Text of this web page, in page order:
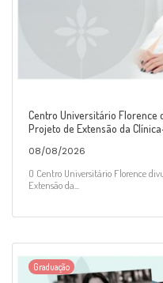
Centro Universitário Florence
Projeto de Extensão da
08/08/2026
O Centro Universitário Florence
Extensão da...
Graduação